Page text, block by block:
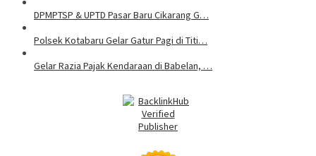
DPMPTSP & UPTD Pasar Baru Cikarang G…
Polsek Kotabaru Gelar Gatur Pagi di Titi…
Gelar Razia Pajak Kendaraan di Babelan, …